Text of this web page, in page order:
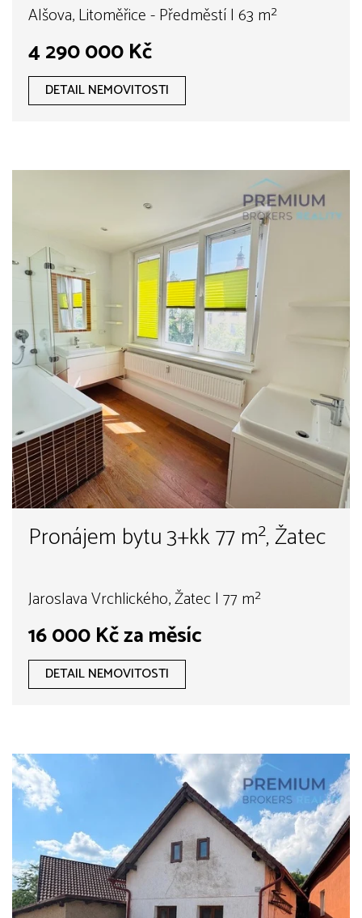
Alšova, Litoměřice - Předměstí | 63 m²
4 290 000 Kč
DETAIL NEMOVITOSTI
Pronájem bytu 3+kk 77 m², Žatec
Jaroslava Vrchlického, Žatec | 77 m²
16 000 Kč za měsíc
DETAIL NEMOVITOSTI